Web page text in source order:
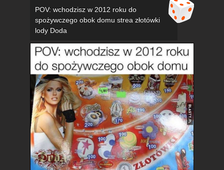
POV: wchodzisz w 2012 roku do
spożywczego obok domu strea złotówki
lody Doda